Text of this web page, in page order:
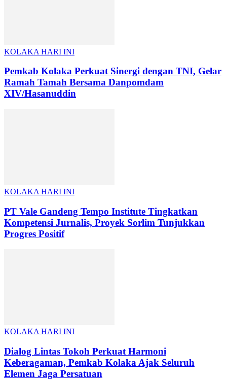
KOLAKA HARI INI
Pemkab Kolaka Perkuat Sinergi dengan TNI, Gelar
Ramah Tamah Bersama Danpomdam
XIV/Hasanuddin
KOLAKA HARI INI
PT Vale Gandeng Tempo Institute Tingkatkan
Kompetensi Jurnalis, Proyek Sorlim Tunjukkan
Progres Positif
KOLAKA HARI INI
Dialog Lintas Tokoh Perkuat Harmoni
Keberagaman, Pemkab Kolaka Ajak Seluruh
Elemen Jaga Persatuan